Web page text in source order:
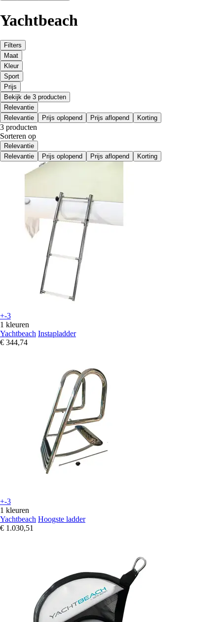
Yachtbeach
Filters
Maat
Kleur
Sport
Prijs
Bekijk de 3 producten
Relevantie
Relevantie
Prijs oplopend Prijs aflopend Korting
3 producten
Sorteren op
Relevantie
Relevantie
Prijs oplopend Prijs aflopend Korting
+-3
1 kleuren
Yachtbeach Instapladder
€ 344,74
+-3
1 kleuren
Yachtbeach Hoogste ladder
€ 1.030,51